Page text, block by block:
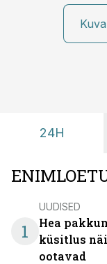
räägitakse, miks
kus keskkond ise
tuua ning looks
24H
1
UUDISED
Hea
küsitlus
ootavad